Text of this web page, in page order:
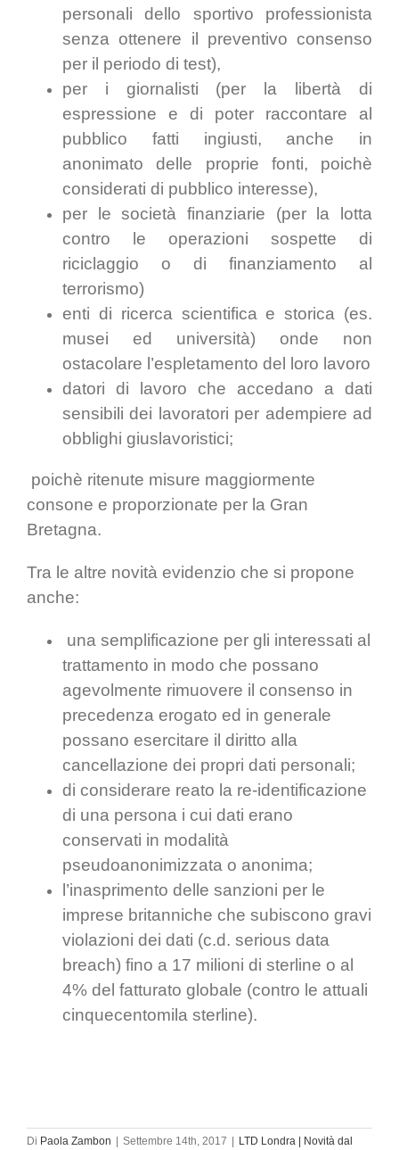
personali dello sportivo professionista
senza ottenere il preventivo consenso
per il periodo di test),
per i giornalisti (per la libertà di
espressione e di poter raccontare al
pubblico fatti ingiusti, anche in
anonimato delle proprie fonti, poichè
considerati di pubblico interesse),
per le società finanziarie (per la lotta
contro le operazioni sospette di
riciclaggio o di finanziamento al
terrorismo)
enti di ricerca scientifica e storica (es.
musei ed università) onde non
ostacolare l’espletamento del loro lavoro
datori di lavoro che accedano a dati
sensibili dei lavoratori per adempiere ad
obblighi giuslavoristici;
poichè ritenute misure maggiormente
consone e proporzionate per la Gran
Bretagna.
Tra le altre novità evidenzio che si propone
anche:
una semplificazione per gli interessati al
trattamento in modo che possano
agevolmente rimuovere il consenso in
precedenza erogato ed in generale
possano esercitare il diritto alla
cancellazione dei propri dati personali;
di considerare reato la re-identificazione
di una persona i cui dati erano
conservati in modalità
pseudoanonimizzata o anonima;
l’inasprimento delle sanzioni per le
imprese britanniche che subiscono gravi
violazioni dei dati (c.d. serious data
breach) fino a 17 milioni di sterline o al
4% del fatturato globale (contro le attuali
cinquecentomila sterline).
Di Paola Zambon Settembre 14th, 2017
LTD Londra | Novità dal